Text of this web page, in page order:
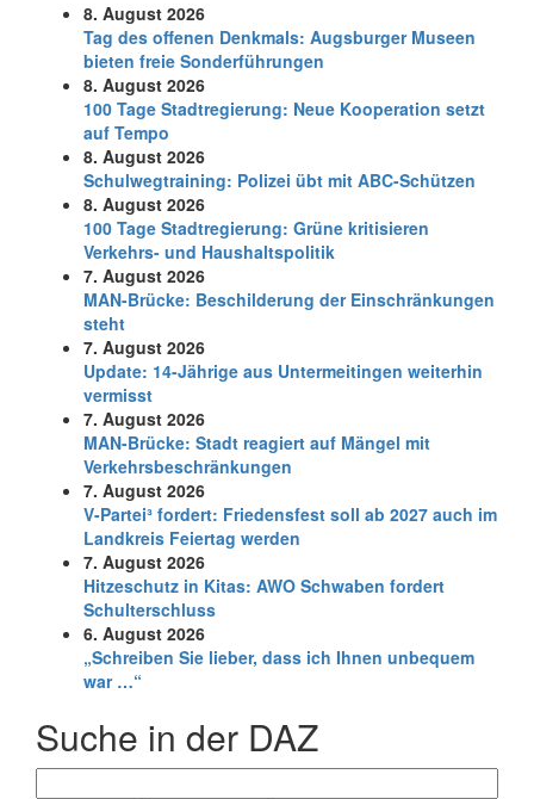
8. August 2026
Tag des offenen Denkmals: Augsburger Museen
bieten freie Sonderführungen
8. August 2026
100 Tage Stadtregierung: Neue Kooperation setzt
auf Tempo
8. August 2026
Schul­weg­trai­ning: Poli­zei übt mit ABC-Schüt­zen
8. August 2026
100 Tage Stadtregierung: Grüne kritisieren
Verkehrs- und Haushaltspolitik
7. August 2026
MAN-Brücke: Beschilderung der Einschränkungen
steht
7. August 2026
Update: 14-Jährige aus Untermeitingen weiterhin
vermisst
7. August 2026
MAN-Brücke: Stadt reagiert auf Mängel mit
Verkehrsbeschränkungen
7. August 2026
V-Partei­³ fordert: Friedens­fest soll ab 2027 auch im
Land­kreis Feier­tag werden
7. August 2026
Hitzeschutz in Kitas: AWO Schwaben fordert
Schulterschluss
6. August 2026
„Schreiben Sie lieber, dass ich Ihnen unbequem
war …“
Suche in der DAZ